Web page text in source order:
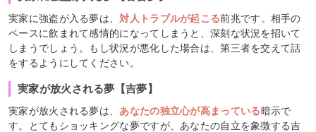
実家に強盗が入る夢は、対人トラブルが起こる前兆です。相手の
ペースに飲まれて感情的になってしまうと、深刻な状況を招いて
しまうでしょう。もし状況が悪化した場合は、第三者を交えて話
をするようにしてください。
実家が放火される夢【吉夢】
実家が放火される夢は、 あなたの独立心が高まっている暗示で
す。とてもショッキングな夢ですが、あなたの自立を象徴する吉